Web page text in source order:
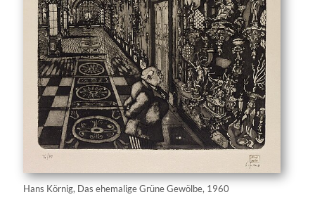
Hans Körnig, Das ehemalige Grüne Gewölbe, 1960